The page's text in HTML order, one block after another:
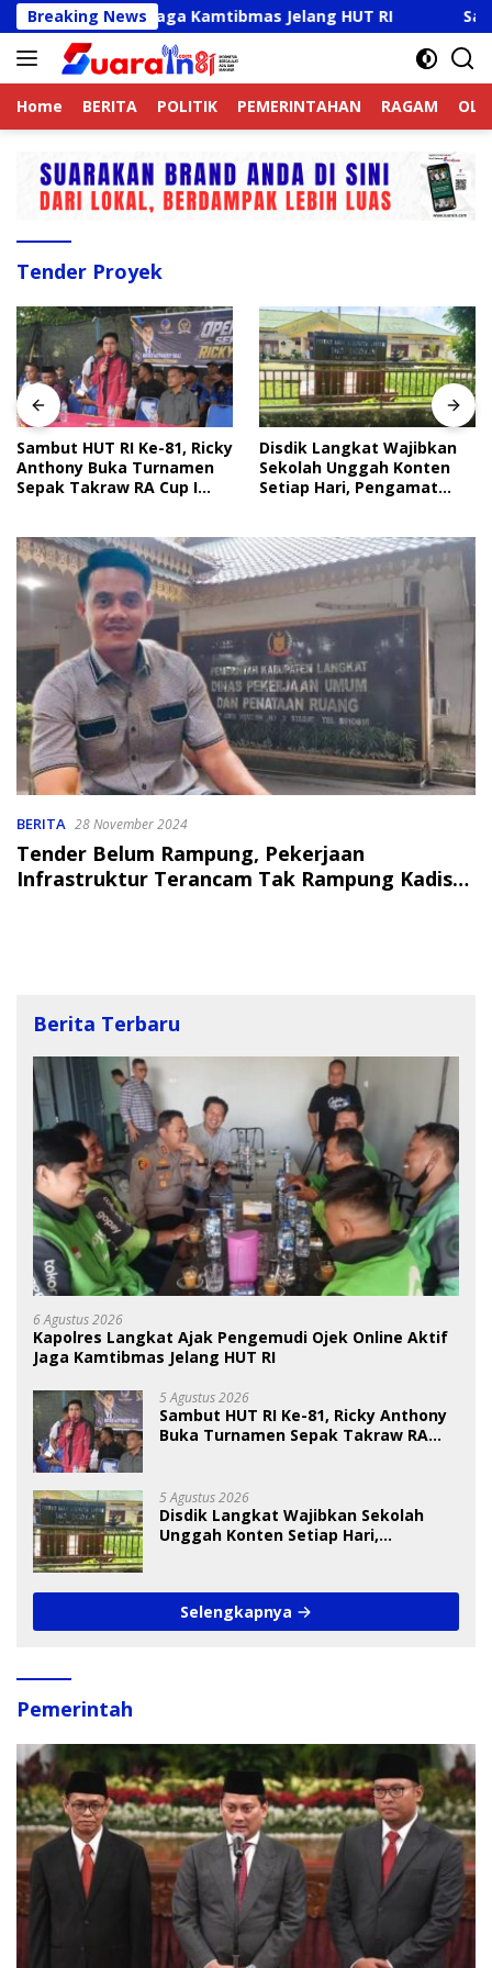
Langsung
ke
konten
Breaking News
Aktif Jaga Kamtibmas Jelang HUT RI Sambut
Home BERITA POLITIK PEMERINTAHAN RAGAM
Tender Proyek
Sambut HUT RI Ke-81, Ricky
Anthony Buka Turnamen
Sepak Takraw RA Cup I
Disdik Langkat Wajibkan
Sekolah Unggah Konten
Setiap Hari, Pengamat
BERITA 28 November 2024
Tender Belum Rampung, Pekerjaan
Infrastruktur Terancam Tak Rampung Kadis
Berita Terbaru
6 Agustus 2026
Kapolres Langkat Ajak Pengemudi Ojek Online Aktif
Jaga Kamtibmas Jelang HUT RI
5 Agustus 2026
Sambut HUT RI Ke-81, Ricky Anthony
Buka Turnamen Sepak Takraw RA
5 Agustus 2026
Disdik Langkat Wajibkan Sekolah
Unggah Konten Setiap Hari,
Selengkapnya
Pemerintah